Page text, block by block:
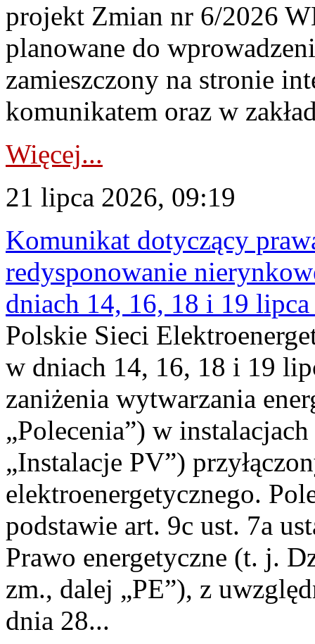
projekt Zmian nr 6/2026
planowane do
zamieszczony na stronie
komunikatem oraz w
Więcej...
21 lipca 2026, 09:19
Komunikat dotyczący
redysponowanie
dniach 14, 16, 18 i 19
Polskie Sieci
w dniach 14, 16, 18 i 19
zaniżenia wytwarzania
„Polecenia”) w
„Instalacje PV”)
elektroenergetycznego.
podstawie art. 9c ust. 7a
Prawo energetyczne (t. j.
zm., dalej „PE”), z
dnia 28...